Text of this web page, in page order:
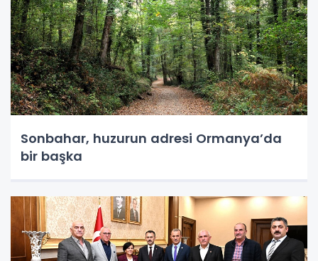
Sonbahar, huzurun adresi Ormanya’da
bir başka